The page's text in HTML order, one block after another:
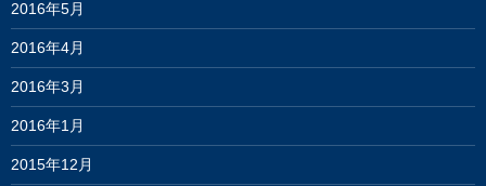
2016年5月
2016年4月
2016年3月
2016年1月
2015年12月